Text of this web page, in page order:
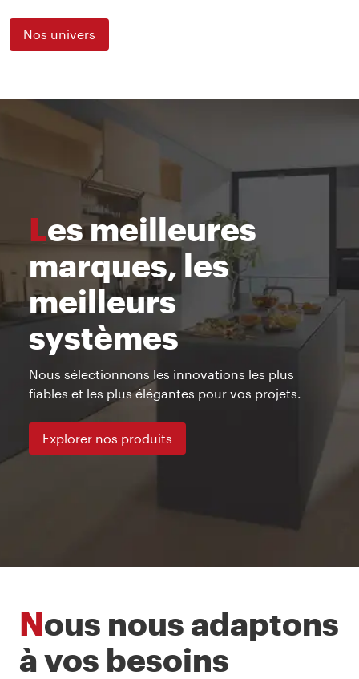
Nos univers
Les meilleures
marques, les
meilleurs
systèmes
Nous sélectionnons les innovations les plus
fiables et les plus élégantes pour vos projets.
Explorer nos produits
Nous nous adaptons
à vos besoins